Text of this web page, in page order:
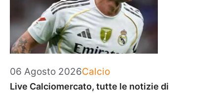
06 Agosto 2026Categorie
Calcio
Live Calciomercato, tutte le notizie di